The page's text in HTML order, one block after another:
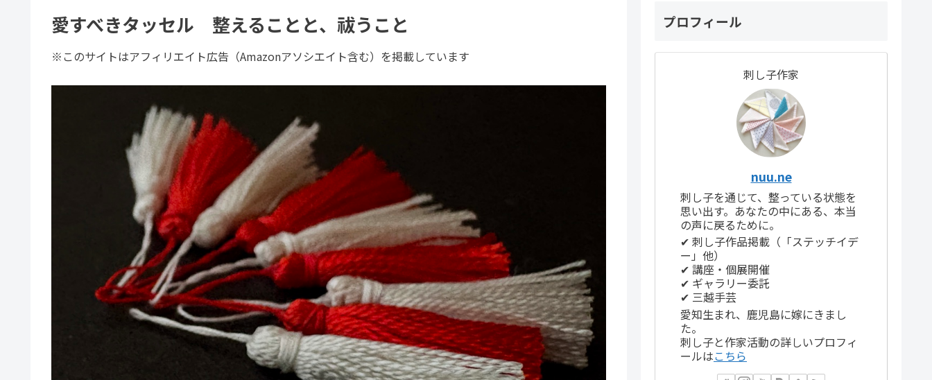
愛すべきタッセル 整えることと、祓うこと
※このサイトはアフィリエイト広告（Amazonアソシエイト含む）を掲載しています
プロフィール
刺し子作家
nuu.ne
刺し子を通じて、整っている状態を
思い出す。あなたの中にある、本当
の声に戻るために。
✔ 刺し子作品掲載（「ステッチイデ
ー」他）
✔ 講座・個展開催
✔ ギャラリー委託
✔ 三越手芸
愛知生まれ、鹿児島に嫁にきまし
た。
刺し子と作家活動の詳しいプロフィ
ールはこちら